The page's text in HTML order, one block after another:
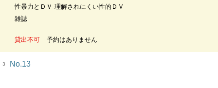
性暴力とＤＶ 理解されにくい性的ＤＶ
雑誌
貸出不可 予約はありません
3 No.13